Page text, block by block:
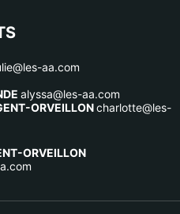
aa.com
alyssa@les-aa.com
ORVEILLONcharlotte@les-
ORVEILLON